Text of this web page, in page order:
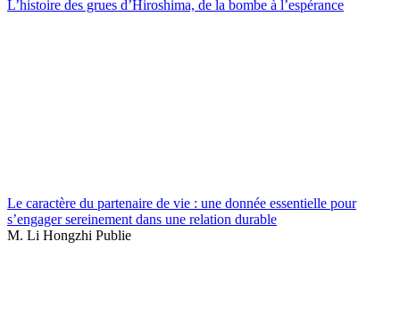
L’histoire des grues d’Hiroshima, de la bombe à l’espérance
Le caractère du partenaire de vie : une donnée essentielle pour
s’engager sereinement dans une relation durable
M. Li Hongzhi Publie